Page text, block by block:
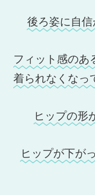
後ろ姿に自
フィット感のあ
着られなくなっ
ヒップの形
ヒップが下が